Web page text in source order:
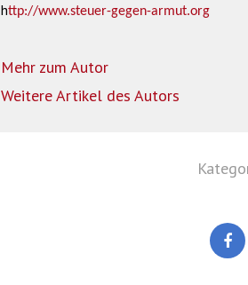
http://www.steuer-gegen-armut.org
Mehr zum Autor
Weitere Artikel des Autors